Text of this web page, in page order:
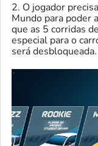
2. O jogador
Mundo para poder
que as 5 corridas
especial para o
será desbloqueada.